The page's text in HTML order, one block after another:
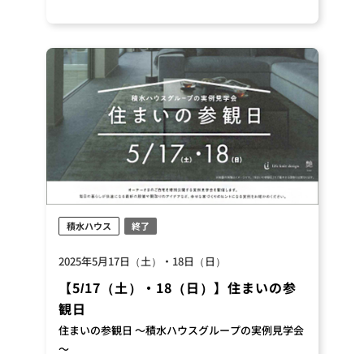
積水ハウス 終了
2025年5月17日（土）・18日（日）
【5/17（土）・18（日）】住まいの参
観日
住まいの参観日 ～積水ハウスグループの実例見学会
～